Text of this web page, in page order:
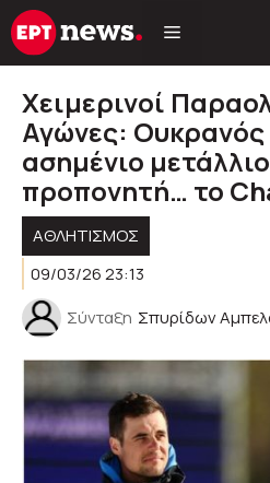
Μετάβαση
σε
Xειμερινοί
Αγώνες: Ουκρανός
ασημένιο
προπονητή… το
ΑΘΛΗΤΙΣΜΟΣ
09/03/26 23:13
Σύνταξη Σπυρίδων